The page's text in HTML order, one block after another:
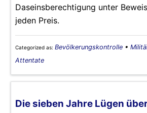
Daseinsberechtigung unter
jeden Preis.
Categorized as: Bevölkerungskontrolle •
Attentate
Die sieben Jahre Lügen